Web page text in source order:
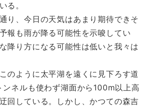
る。
り、今日の天気はあまり期待できそ
報も雨が降る可能性を示唆してい
降り方になる可能性は低いと我々は
のように太平湖を遠くに見下ろす道
ンネルも使わず湖面から100m以上高
回している。しかし、かつての森吉